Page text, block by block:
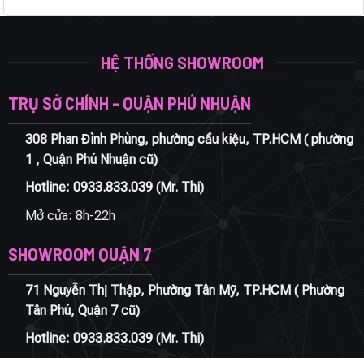
HỆ THỐNG SHOWROOM
TRỤ SỞ CHÍNH - QUẬN PHÚ NHUẬN
308 Phan Đình Phùng, phường cầu kiệu, TP.HCM ( phường
1 , Quận Phú Nhuận cũ)
Hotline: 0933.833.039(Mr. Thi)
Mở cửa: 8h-22h
SHOWROOM QUẬN 7
71 Nguyễn Thị Thập, Phường Tân Mỹ, TP.HCM ( Phường
Tân Phú, Quận 7 cũ)
Hotline: 0933.833.039(Mr. Thi)